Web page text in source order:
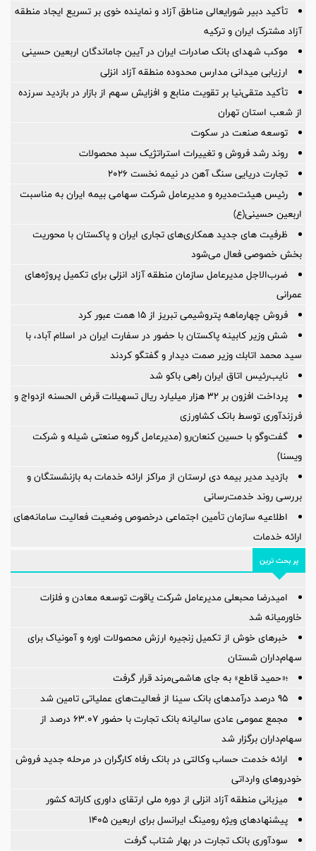
تأکید دبیر شورایعالی مناطق آزاد و نماینده خوی بر تسریع ایجاد منطقه
آزاد مشترک ایران و ترکیه
موکب شهدای بانک صادرات ایران در آیین جاماندگان اربعین حسینی
ارزیابی میدانی مدارس محدوده منطقه آزاد انزلی
تأکید متقی‌نیا بر تقویت منابع و افزایش سهم از بازار در بازدید سرزده
از شعب استان تهران
توسعه صنعت در سکوت
روند رشد فروش و تغییرات استراتژیک سبد محصولات
تجارت دریایی سنگ آهن در نیمه نخست ۲۰۲۶
رئیس هیئت‌مدیره و مدیرعامل شرکت سهامی بیمه ایران به مناسبت
اربعین حسینی(ع)
ظرفیت های جدید همکاری‌های تجاری ایران و پاکستان با محوریت
بخش خصوصی فعال می‌شود
ضرب‌الاجل مدیرعامل سازمان منطقه آزاد انزلی برای تكمیل پروژه‌های
عمرانی
فروش چهارماهه پتروشیمی تبریز از ۱۵ همت عبور کرد
شش وزیر کابینه پاکستان با حضور در سفارت ایران در اسلام آباد، با
سيد محمد اتابك وزير صمت ديدار و گفتگو كردند
نایب‌رئیس اتاق ایران راهی باکو شد
پرداخت افزون بر 32 هزار میلیارد ریال تسهیلات قرض الحسنه ازدواج و
فرزندآوری توسط بانک کشاورزی
گفت‌وگو با حسین كنعان‌رو (مدیرعامل گروه صنعتی شیله و شركت
ویسنا)
بازدید مدیر بیمه دی لرستان از مراکز ارائه خدمات به بازنشستگان و
بررسی روند خدمت‌رسانی
اطلاعیه سازمان تأمین اجتماعی درخصوص وضعیت فعالیت سامانه‌های
ارائه خدمات
پر بحث ترین
امیدرضا محبعلی مدیرعامل شرکت یاقوت توسعه معادن و فلزات
خاورمیانه شد
خبرهای خوش از تکمیل زنجیره ارزش محصولات اوره و آمونیاک برای
سهام‌داران شستان
؛«حمید قاطع» به جای هاشمی‌مرند قرار گرفت
95 درصد درآمدهای بانک سینا از فعالیت‌های عملیاتی تامین شد
مجمع عمومی عادی سالیانه بانک تجارت با حضور ۶۳.۰۷ درصد از
سهام‌داران برگزار شد
ارائه خدمت حساب وکالتی در بانک رفاه کارگران در مرحله جدید فروش
خودروهای وارداتی
میزبانی منطقه آزاد انزلی از دوره ملی ارتقای داوری كاراته كشور
پیشنهادهای ویژه رومینگ ایرانسل برای اربعین ۱۴۰۵
سودآوری بانک تجارت در بهار شتاب گرفت